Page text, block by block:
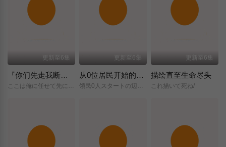
更新至6集
『你们先走我断后』，于是10年后我成为了传说
更新至6集
从0位居民开始的边境领主大人
更新至6集
描绘直至生命尽头
これ描いて死ね/